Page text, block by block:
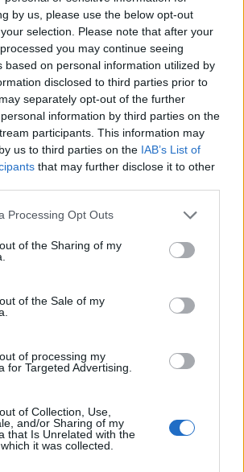
by us, please use the below opt-out
selection. Please note that after your
you may continue seeing
based on personal information utilized by
disclosed to third parties prior to
separately opt-out of the further
information by third parties on the
participants. This information may
us to third parties on the IAB’s List of
that may further disclose it to other
Processing Opt Outs
of the Sharing of my
of the Sale of my
of processing my
for Targeted Advertising.
of Collection, Use,
and/or Sharing of my
that Is Unrelated with the
it was collected.
kötelezővé vált az U21-es
a szezon végén pedig
Az FK Csíkszereda a fiatalok
az élmezőnyben végzett, miközben
U21-esek közé is
nyitotta a Szuperliga negyedik
résztvevő lesz a futsal 2.
az ASA ellen folytatja a kupában